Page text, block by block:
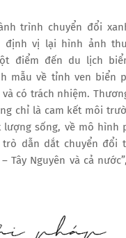
trình chuyển đổi
định vị lại hình ảnh
điểm đến du lịch
mẫu về tỉnh ven biển
có trách nhiệm.
chỉ là cam kết môi
lượng sống, về mô hình
trò dẫn dắt chuyển đổi
Tây Nguyên và cả